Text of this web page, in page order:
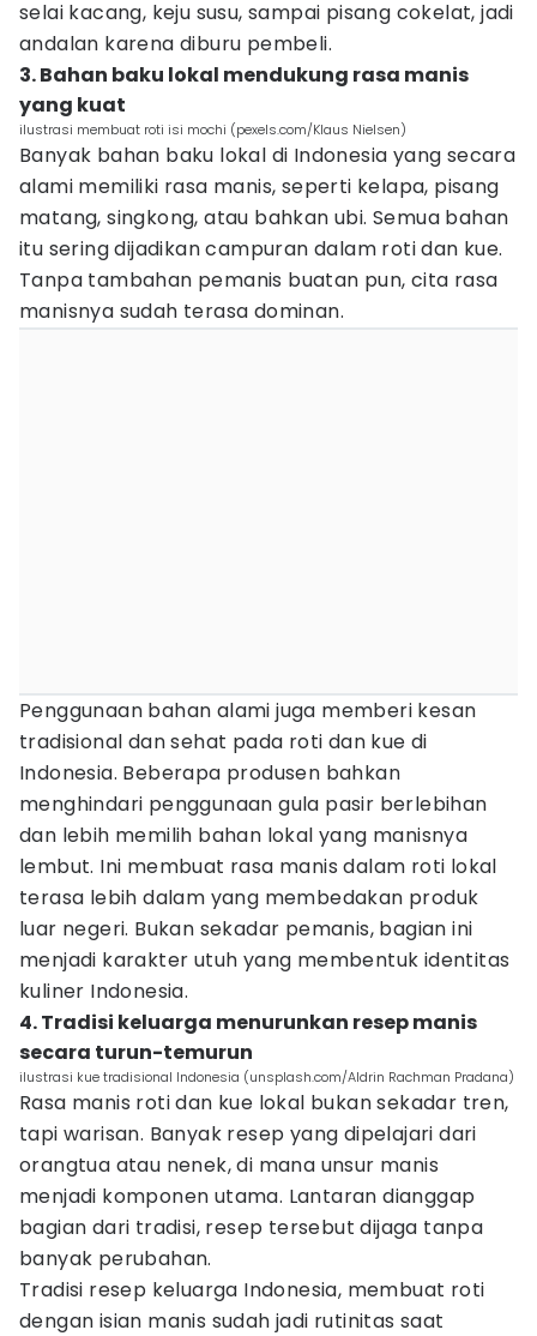
selai kacang, keju susu, sampai pisang cokelat, jadi
andalan karena diburu pembeli.
3. Bahan baku lokal mendukung rasa manis
yang kuat
ilustrasi membuat roti isi mochi (pexels.com/Klaus Nielsen)
Banyak bahan baku lokal di Indonesia yang secara
alami memiliki rasa manis, seperti kelapa, pisang
matang, singkong, atau bahkan ubi. Semua bahan
itu sering dijadikan campuran dalam roti dan kue.
Tanpa tambahan pemanis buatan pun, cita rasa
manisnya sudah terasa dominan.
Penggunaan bahan alami juga memberi kesan
tradisional dan sehat pada roti dan kue di
Indonesia. Beberapa produsen bahkan
menghindari penggunaan gula pasir berlebihan
dan lebih memilih bahan lokal yang manisnya
lembut. Ini membuat rasa manis dalam roti lokal
terasa lebih dalam yang membedakan produk
luar negeri. Bukan sekadar pemanis, bagian ini
menjadi karakter utuh yang membentuk identitas
kuliner Indonesia.
4. Tradisi keluarga menurunkan resep manis
secara turun-temurun
ilustrasi kue tradisional Indonesia (unsplash.com/Aldrin Rachman Pradana)
Rasa manis roti dan kue lokal bukan sekadar tren,
tapi warisan. Banyak resep yang dipelajari dari
orangtua atau nenek, di mana unsur manis
menjadi komponen utama. Lantaran dianggap
bagian dari tradisi, resep tersebut dijaga tanpa
banyak perubahan.
Tradisi resep keluarga Indonesia, membuat roti
dengan isian manis sudah jadi rutinitas saat